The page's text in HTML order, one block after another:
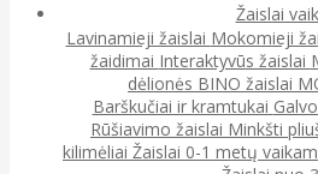
Žaislai
Lavinamieji žaislai Mokomieji
žaidimai Interaktyvūs žaislai
dėlionės BINO žaislai
Barškučiai ir kramtukai
Rūšiavimo žaislai Minkšti
kilimėliai Žaislai 0-1 metų